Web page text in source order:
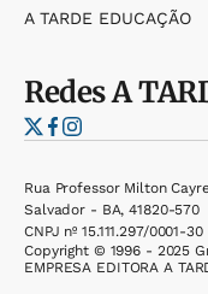
A TARDE EDUCAÇÃO
RedesA
Rua Professor Milton
Salvador - BA, 41820-570
CNPJ nº 15.111.297/0001-30
Copyright © 1996 - 2025
EMPRESA EDITORA A